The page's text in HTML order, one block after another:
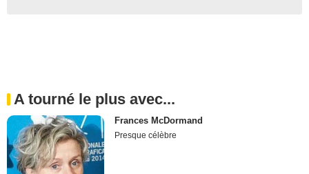
A tourné le plus avec...
Frances McDormand
Presque célèbre